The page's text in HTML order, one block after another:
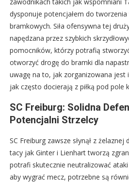
dysponuje potencjałem do
bramkowych. Siła ofensywna tej
napędzana przez szybkich
pomocników, którzy potrafią
otworzyć drogę do bramki dla
uwagę na to, jak zorganizowana jest
jak często docierają z piłką pod pole
SC Freiburg: Solidna
Potencjalni Strzelcy
SC Freiburg zawsze słynął z
tacy jak Ginter i Lienhart tworzą
potrafi skutecznie neutralizować ataki
aby wygrać mecz, potrzebne są